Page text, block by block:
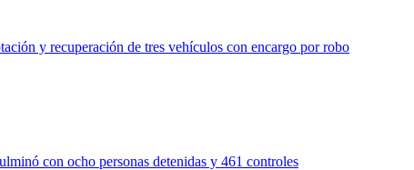
y recuperación de tres vehículos con encargo por robo
con ocho personas detenidas y 461 controles